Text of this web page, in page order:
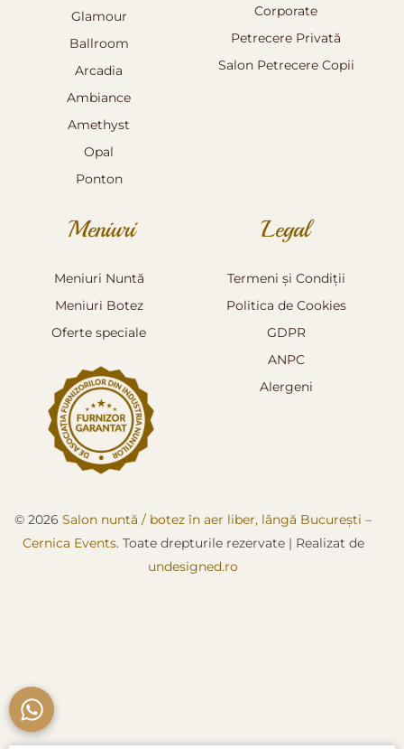
Glamour
Ballroom
Arcadia
Ambiance
Amethyst
Opal
Ponton
Corporate
Petrecere Privată
Salon Petrecere Copii
Meniuri
Meniuri Nuntă
Meniuri Botez
Oferte speciale
Legal
Termeni și Condiții
Politica de Cookies
GDPR
ANPC
Alergeni
© 2026 Salon nuntă / botez în aer liber, lângă București –
Cernica Events. Toate drepturile rezervate | Realizat de
undesigned.ro